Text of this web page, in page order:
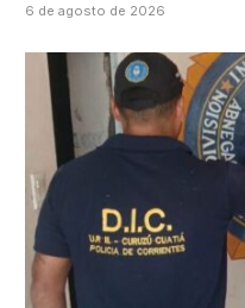
6 de agosto de 2026